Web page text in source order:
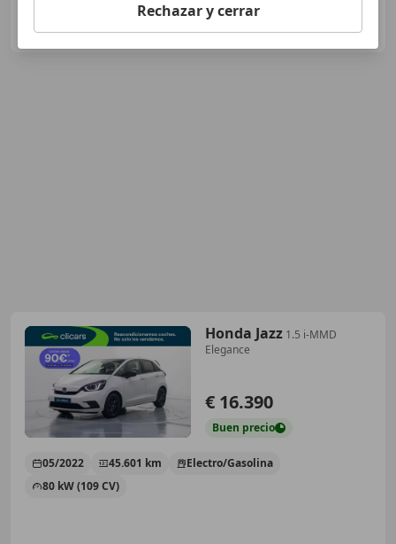
CARINSA, S.L., concesionario oficial Honda
ES-41007 SEVILLA
Honda Jazz 1.5 i-MMD
Elegance
€ 16.390
Buen precio
05/2022 45.601 km
Electro/Gasolina
80 kW (109 CV)
Rechazar y cerrar